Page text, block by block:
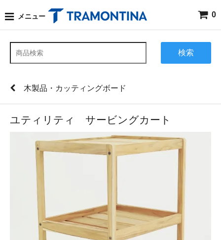
メニュー 0
検索
木製品・カッティングボード
ユティリティ サービングカート